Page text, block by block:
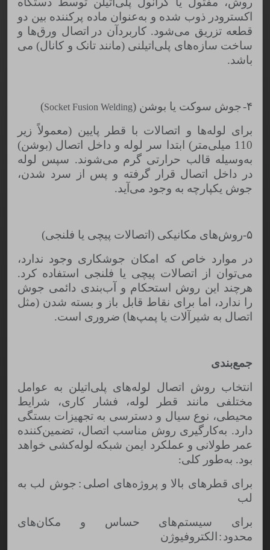
اکسترودر ذوب شده و به‌عنوان ماده پرکننده بین دو
قطعه تزریق می‌شود. کاربردآن در
اتصال ورق‌ها و
ساخت سازه‌های پلی‌اتیلنی (مانند تانک و کانال) می
باشد.
۴- جوش سوکت یا بوشن (Socket Fusion Welding
)
برای لوله‌ها و اتصالات با قطر پایین (معمولاً زیر
110 میلی‌متر) ابتدا سر لوله و داخل اتصال (بوشن)
به‌وسیله قالب حرارتی گرم می‌شوند. سپس لوله
در داخل اتصال قرار گرفته و پس از سرد شدن،
جوش یکپارچه به وجود می‌آید.
۵-روش‌های مکانیکی (اتصالات پیچی یا فلنجی)
در موارد خاص که امکان جوشکاری وجود ندارد،
می‌توان از اتصالات پیچی یا فلنجی استفاده کرد.
هرچند این روش استحکام و آب‌بندی دائمی جوش
را ندارد، اما برای نقاط قابل باز و بسته شدن (مثل
اتصال به شیرآلات یا پمپ‌ها) ضروری است.
جمع‌بندی
انتخاب روش اتصال لوله‌های پلی‌اتیلن به عوامل
مختلفی مانند قطر لوله، فشار کاری، شرایط
محیطی، نوع سیال و دسترسی به تجهیزات بستگی
دارد. به‌کارگیری روش مناسب اتصال، تضمین‌کننده
عمر طولانی و عملکرد ایمن شبکه لوله‌کشی خواهد
بود. به‌طور کلی:
برای قطرهای بالا و پروژه‌های اصلی : جوش لب به
لب
برای سیستم‌های حساس و مکان‌های
محدود: الکتروفیوژن